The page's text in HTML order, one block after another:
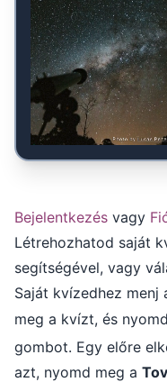
Bejelentkezés vagy
Létrehozhatod saját
segítségével, vagy
Saját kvízedhez menj
meg a kvízt, és
gombot. Egy előre
azt, nyomd meg a